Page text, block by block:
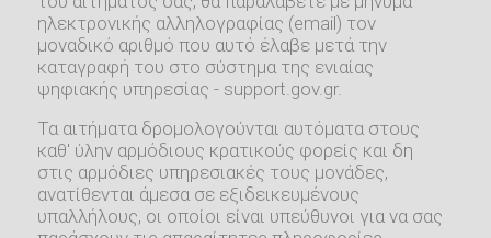
ηλεκτρονικής αλληλογραφίας (email) τον
μοναδικό αριθμό που αυτό έλαβε μετά την
καταγραφή του στο σύστημα της ενιαίας
ψηφιακής υπηρεσίας - support.gov.gr.
Τα αιτήματα δρομολογούνται αυτόματα στους
καθ' ύλην αρμόδιους κρατικούς φορείς και δη
στις αρμόδιες υπηρεσιακές τους μονάδες,
ανατίθενται άμεσα σε εξιδεικευμένους
υπαλλήλους, οι οποίοι είναι υπεύθυνοι για να σας